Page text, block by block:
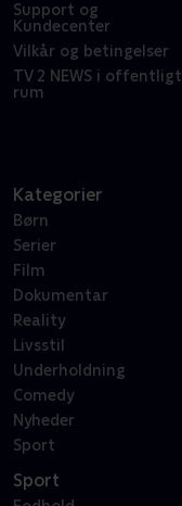
Support og
Kundecenter
Vilkår og betingelser
TV 2 NEWS i offentligt
rum
Kategorier
Børn
Serier
Film
Dokumentar
Reality
Livsstil
Underholdning
Comedy
Nyheder
Sport
Sport